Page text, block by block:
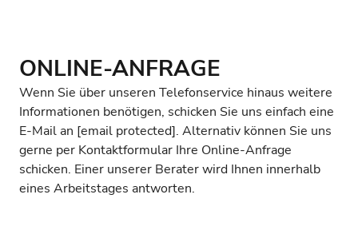
ONLINE-ANFRAGE
Wenn Sie über unseren Telefonservice hinaus weitere
Informationen benötigen, schicken Sie uns einfach eine
E-Mail an [email protected]. Alternativ können Sie uns
gerne per Kontaktformular Ihre Online-Anfrage
schicken. Einer unserer Berater wird Ihnen innerhalb
eines Arbeitstages antworten.